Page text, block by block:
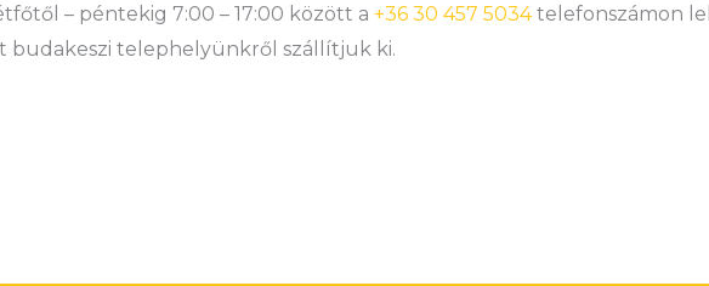
– péntekig 7:00 – 17:00 között a +36 30 457 5034telefonszámon
budakeszi telephelyünkről szállítjuk ki.